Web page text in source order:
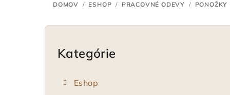
DOMOV / ESHOP / PRACOVNÉ ODEVY / PONOŽKY
B
Preskočiť
kategórie
Kategórie
Eshop